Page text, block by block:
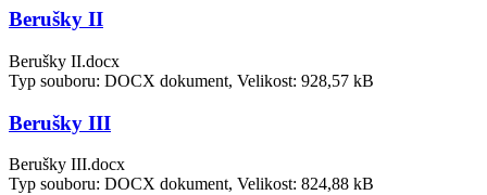
Berušky II
Berušky II.docx
Typ souboru: DOCX dokument, Velikost: 928,57 kB
Berušky III
Berušky III.docx
Typ souboru: DOCX dokument, Velikost: 824,88 kB